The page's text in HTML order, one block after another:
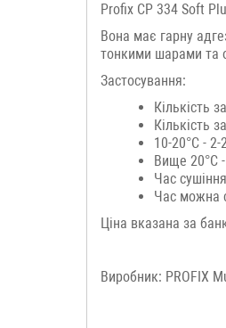
Profix CP 334 Soft
Вона має гарну
тонкими шарами та
Застосування:
Кількість
Кількість
10-20°C - 2-
Вище 20°C
Час
Час можна
Ціна вказана за
Виробник: PROFIX